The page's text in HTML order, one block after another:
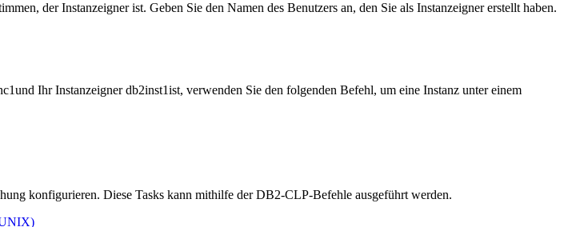
der Instanzeigner ist. Geben Sie den Namen des Benutzers an, den Sie als Instanzeigner erstellt haben.
Ihr Instanzeigner db2inst1ist, verwenden Sie den folgenden Befehl, um eine Instanz unter einem
konfigurieren. Diese Tasks kann mithilfe derDB2-CLP-Befehle ausgeführt werden.
UNIX)